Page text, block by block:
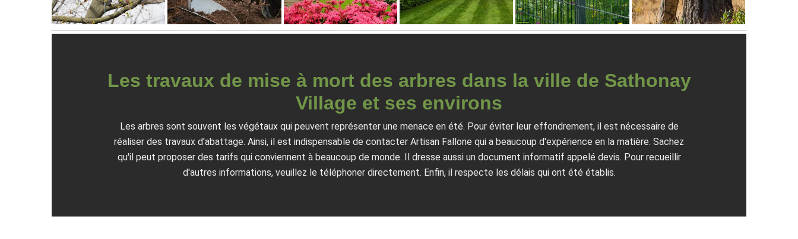
Les travaux de mise à mort des arbres dans la ville de Sathonay
Village et ses environs
Les arbres sont souvent les végétaux qui peuvent représenter une menace en été. Pour éviter leur effondrement, il est nécessaire de
réaliser des travaux d'abattage. Ainsi, il est indispensable de contacter Artisan Fallone qui a beaucoup d'expérience en la matière. Sachez
qu'il peut proposer des tarifs qui conviennent à beaucoup de monde. Il dresse aussi un document informatif appelé devis. Pour recueillir
d'autres informations, veuillez le téléphoner directement. Enfin, il respecte les délais qui ont été établis.